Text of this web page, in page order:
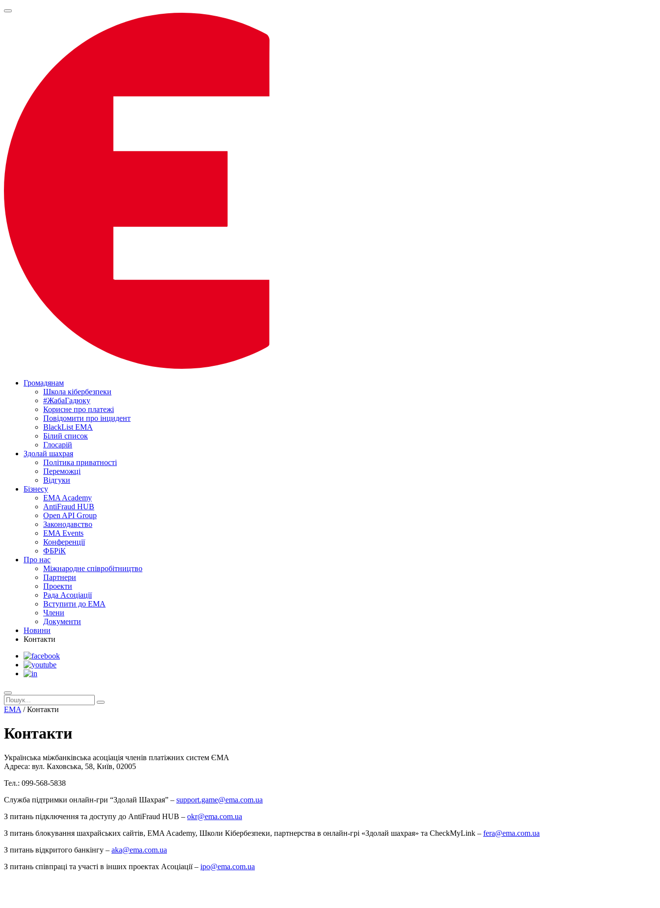
Громадянам
Школа кібербезпеки
#ЖабаГадюку
Корисне про платежі
Повідомити про інцидент
BlackList EMA
Білий список
Глосарій
Здолай шахрая
Політика приватності
Переможцi
Відгуки
Бізнесу
EMA Academy
AntiFraud HUB
Open API Group
Законодавство
EMA Events
Конференції
ФБРіК
Про нас
Міжнародне співробітництво
Партнери
Проекти
Рада Асоціації
Вступити до ЕМА
Члени
Документи
Новини
Контакти
EMA /Контакти
Контакти
Українська міжбанківська асоціація членів платіжних систем ЄМА
Адреса: вул. Каховська, 58, Київ, 02005
Тел.: 099-568-5838
Служба підтримки онлайн-гри “Здолай Шахрая” – support.game@ema.com.ua
З питань підключення та доступу до AntiFraud HUB – okr@ema.com.ua
З питань блокування шахрайських сайтів, EMA Academy, Школи Кібербезпеки, партнерства в онлайн-грі «Здолай шахрая» та CheckMyLink – fera@ema.com.ua
З питань відкритого банкінгу – aka@ema.com.ua
З питань співпраці та участі в інших проектах Асоціації – ipo@ema.com.ua